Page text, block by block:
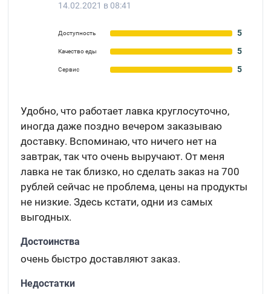
14.02.2021 в 08:41
Доступность 5
Качество еды 5
Сервис 5
Удобно, что работает лавка круглосуточно,
иногда даже поздно вечером заказываю
доставку. Вспоминаю, что ничего нет на
завтрак, так что очень выручают. От меня
лавка не так близко, но сделать заказ на 700
рублей сейчас не проблема, цены на продукты
не низкие. Здесь кстати, одни из самых
выгодных.
Достоинства
очень быстро доставляют заказ.
Недостатки